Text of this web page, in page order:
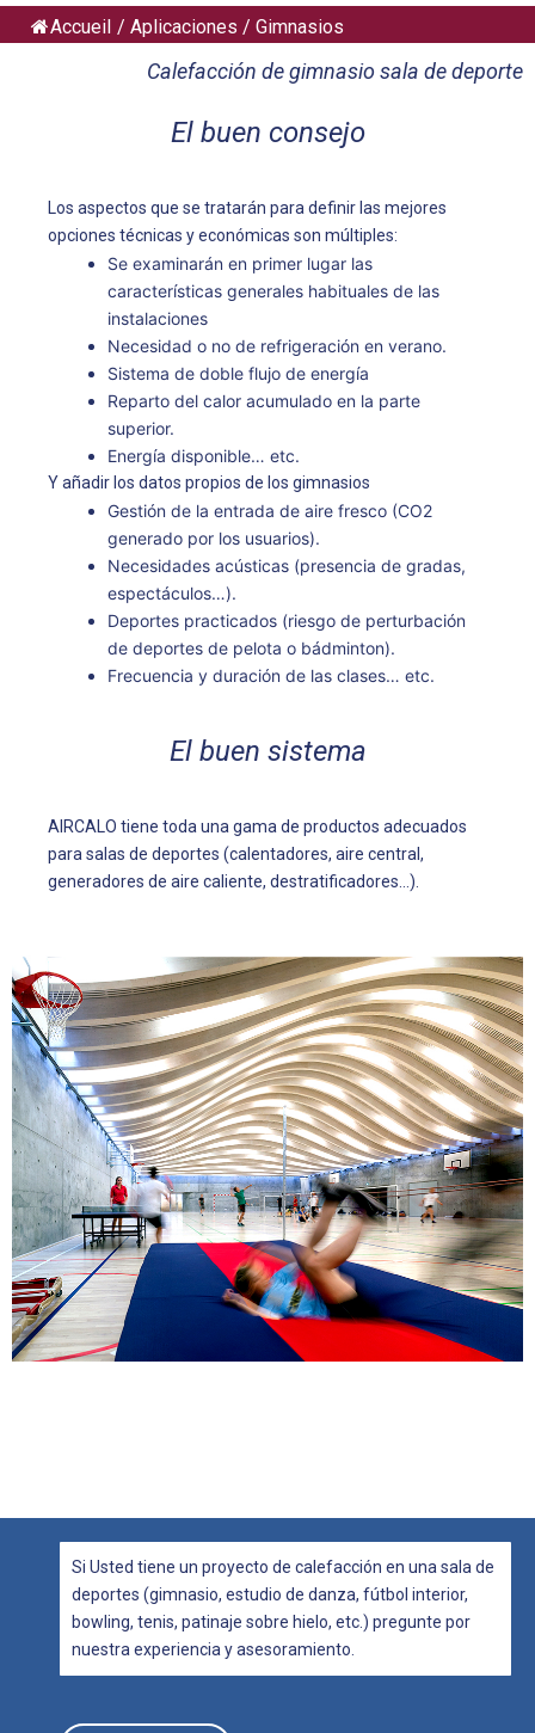
Accueil / Aplicaciones / Gimnasios
Calefacción de gimnasio sala de deporte
El buen consejo
Los aspectos que se tratarán para definir las mejores
opciones técnicas y económicas son múltiples:
Se examinarán en primer lugar las
características generales habituales de las
instalaciones
Necesidad o no de refrigeración en verano.
Sistema de doble flujo de energía
Reparto del calor acumulado en la parte
superior.
Energía disponible… etc.
Y añadir los datos propios de los gimnasios
Gestión de la entrada de aire fresco (CO2
generado por los usuarios).
Necesidades acústicas (presencia de gradas,
espectáculos…).
Deportes practicados (riesgo de perturbación
de deportes de pelota o bádminton).
Frecuencia y duración de las clases… etc.
El buen sistema
AIRCALO tiene toda una gama de productos adecuados
para salas de deportes (calentadores, aire central,
generadores de aire caliente, destratificadores…).
Si Usted tiene un proyecto de calefacción en una sala de
deportes (gimnasio, estudio de danza, fútbol interior,
bowling, tenis, patinaje sobre hielo, etc.) pregunte por
nuestra experiencia y asesoramiento.